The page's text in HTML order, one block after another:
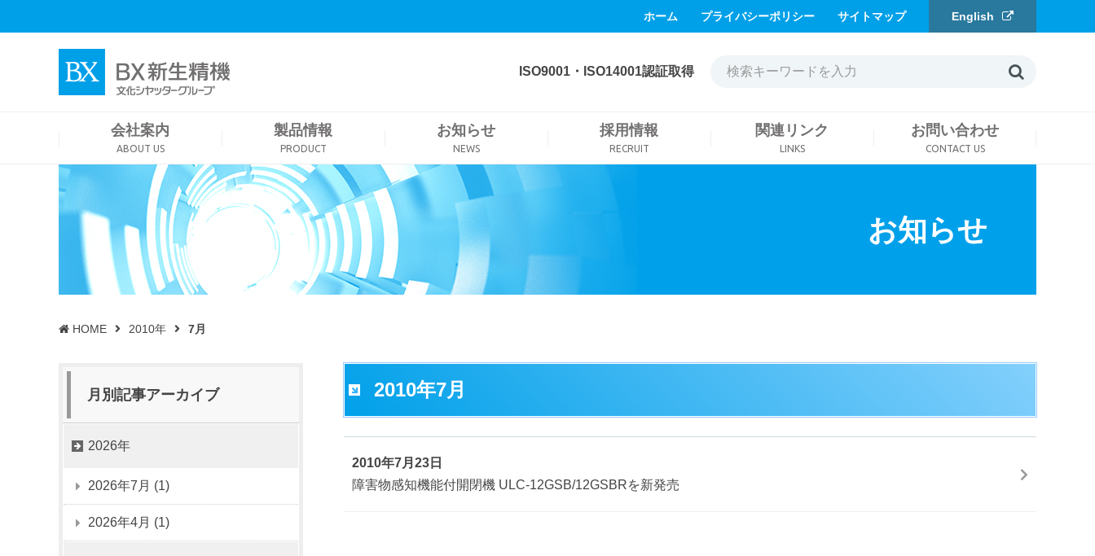
ISO9001・ISO14001認証取得
ホーム プライバシーポリシー サイトマップ English
会社案内
ABOUT US
製品情報
PRODUCT
お知らせ
NEWS
採用情報
RECRUIT
関連リンク
LINKS
お問い合わせ
CONTACT US
お知らせ
 HOME 2010年 7月
2010年7月
2010年7月23日
障害物感知機能付開閉機 ULC-12GSB/12GSBRを新発売
月別記事アーカイブ
2026年
2026年7月 (1)
2026年4月 (1)